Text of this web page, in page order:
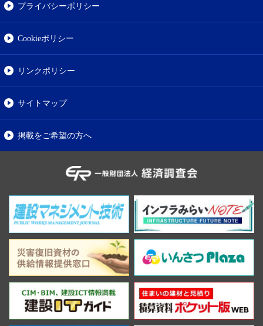
プライバシーポリシー
Cookieポリシー
リンクポリシー
サイトマップ
掲載をご希望の方へ